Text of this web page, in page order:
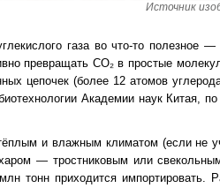
Источник
газа во что-то
превращать CO₂ в простые
цепочек (более 12 атомов
Академии наук Китая,
и влажным климатом (если не
— тростниковым или
тонн приходится импортировать.